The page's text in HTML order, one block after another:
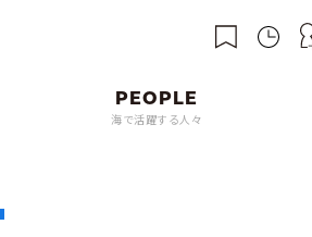
海で活躍する人々